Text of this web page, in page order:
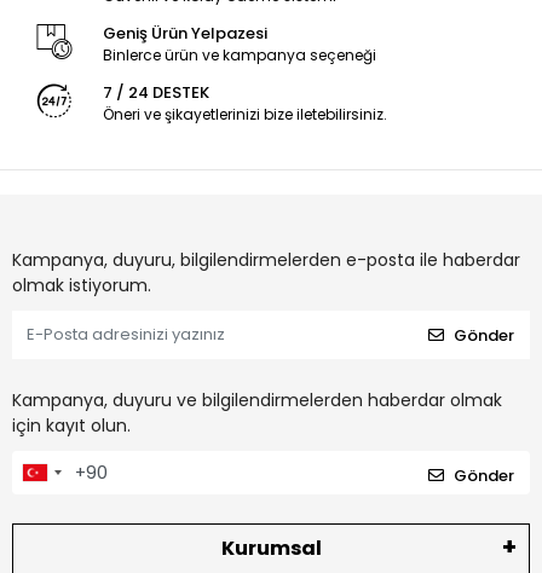
Geniş Ürün Yelpazesi
Binlerce ürün ve kampanya seçeneği
7 / 24 DESTEK
Öneri ve şikayetlerinizi bize iletebilirsiniz.
Kampanya, duyuru, bilgilendirmelerden e-posta ile haberdar
olmak istiyorum.
Gönder
Kampanya, duyuru ve bilgilendirmelerden haberdar olmak
için kayıt olun.
Gönder
Kurumsal